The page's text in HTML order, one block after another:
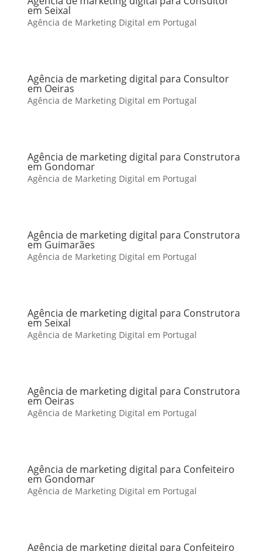
em Seixal
Agência de Marketing Digital em Portugal
Agência de marketing digital para Consultor
em Oeiras
Agência de Marketing Digital em Portugal
Agência de marketing digital para Construtora
em Gondomar
Agência de Marketing Digital em Portugal
Agência de marketing digital para Construtora
em Guimarães
Agência de Marketing Digital em Portugal
Agência de marketing digital para Construtora
em Seixal
Agência de Marketing Digital em Portugal
Agência de marketing digital para Construtora
em Oeiras
Agência de Marketing Digital em Portugal
Agência de marketing digital para Confeiteiro
em Gondomar
Agência de Marketing Digital em Portugal
Agência de marketing digital para Confeiteiro